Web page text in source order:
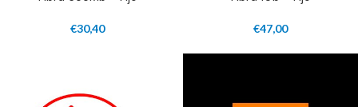
€30,40 €47,00